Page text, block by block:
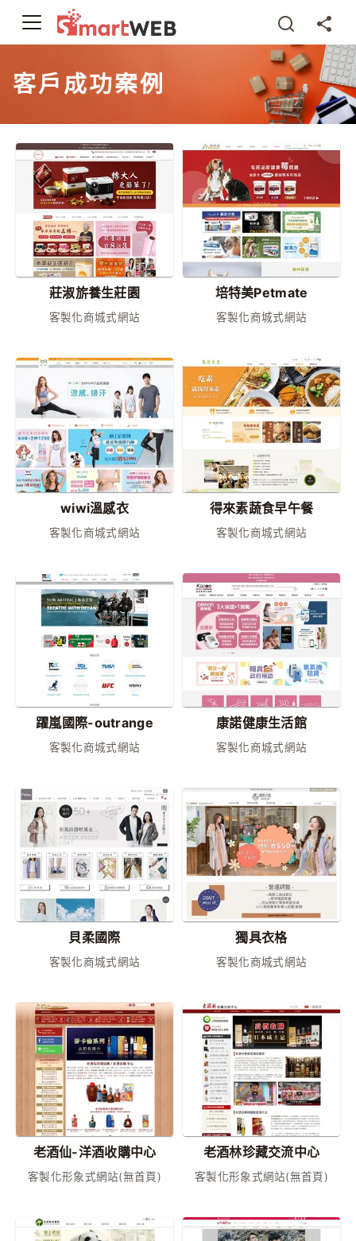
客戶成功案例
莊淑旂養生莊園
客製化商城式網站
培特美Petmate
客製化商城式網站
wiwi溫感衣
客製化商城式網站
得來素蔬食早午餐
客製化商城式網站
躍嵐國際-outrange
客製化商城式網站
康諾健康生活館
客製化商城式網站
貝柔國際
客製化商城式網站
獨具衣格
客製化商城式網站
老酒仙-洋酒收購中心
客製化形象式網站(無首頁)
老酒林珍藏交流中心
客製化形象式網站(無首頁)